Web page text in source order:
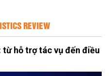
REVIEW
hỗ trợ tác vụ đến điều